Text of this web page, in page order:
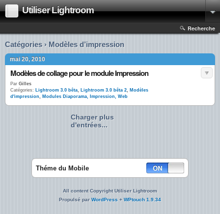
Utiliser Lightroom
Recherche
Catégories › Modèles d’impression
mai 20, 2010
Modèles de collage pour le module Impression
Par Gilles
Catégories: Lightroom 3.0 bêta, Lightroom 3.0 bêta 2, Modèles
d'impression, Modules Diaporama, Impression, Web
Charger plus
d'entrées...
Théme du Mobile
All content Copyright Utiliser Lightroom
Propulsé parWordPress + WPtouch 1.9.34